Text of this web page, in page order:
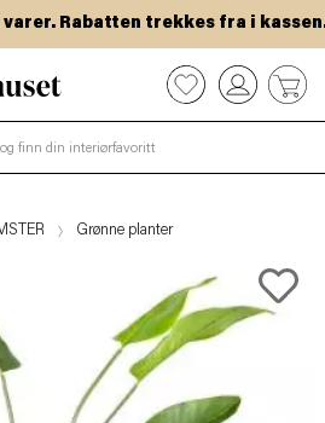
Rabatten trekkes fra i kassen.
0
Grønne planter